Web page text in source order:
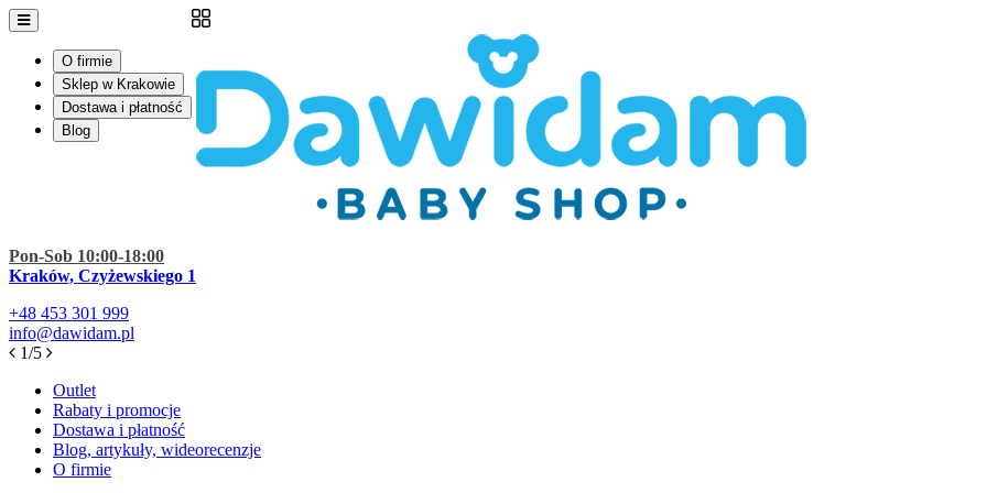
O firmie
Sklep w Krakowie
Dostawa i płatność
Blog
Pon-Sob 10:00-18:00
Kraków, Czyżewskiego 1
+48 453 301 999
info@dawidam.pl
1/5
Outlet
Rabaty i promocje
Dostawa i płatność
Blog, artykuły, wideorecenzje
O firmie